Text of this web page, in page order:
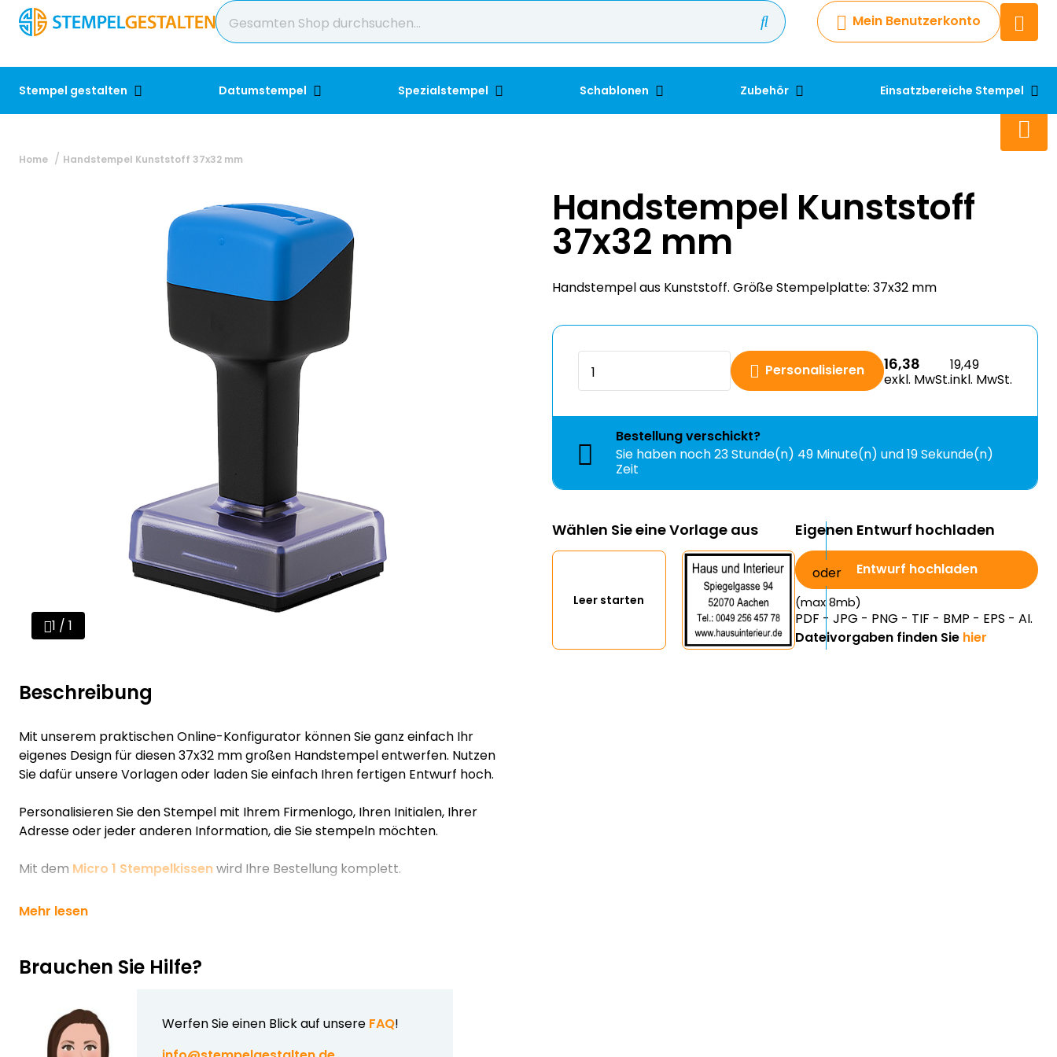
Mein Benutzerkonto
Stempel gestalten Datumstempel Spezialstempel Schablonen Zubehör Einsatzbereiche Stempel
Chatbot
Chatten Sie 24/7 mit unserem
+49 2038 0480 403
Home Handstempel Kunststoff 37x32 mm
1 / 1
Beschreibung
Mit unserem praktischen Online-Konfigurator können Sie ganz einfach Ihr
eigenes Design für diesen 37x32 mm großen Handstempel entwerfen. Nutzen
Sie dafür unsere Vorlagen oder laden Sie einfach Ihren fertigen Entwurf hoch.
Personalisieren Sie den Stempel mit Ihrem Firmenlogo, Ihren Initialen, Ihrer
Adresse oder jeder anderen Information, die Sie stempeln möchten.
Mit dem Micro 1 Stempelkissenwird Ihre Bestellung komplett.
Mehr lesen
Brauchen Sie Hilfe?
Werfen Sie einen Blick auf unsere FAQ!
Handstempel Kunststoff
37x32 mm
Handstempel aus Kunststoff. Größe Stempelplatte: 37x32 mm
Personalisieren 16,38
exkl. MwSt.
19,49
inkl. MwSt.
Bestellungverschickt?
Sie haben noch23 Stunde(n) 49 Minute(n) und 18 Sekunde(n)
Zeit
Wählen Sie eine Vorlage aus
Leer starten
Eigenen Entwurf hochladen
Entwurf hochladen
(max 8mb)
PDF - JPG - PNG - TIF - BMP - EPS - AI.
Dateivorgaben finden Sie hier